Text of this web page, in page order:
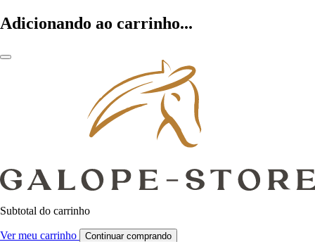
Adicionando ao carrinho...
Subtotal do carrinho
Ver meu carrinho Continuar comprando